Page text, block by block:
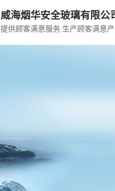
威海烟华安全玻璃有限公
提供顾客满意服务 生产顾客满意